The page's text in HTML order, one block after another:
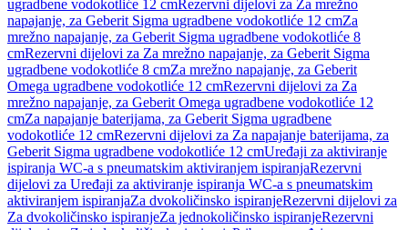
ugradbene vodokotliće 12 cmRezervni dijelovi za Za mrežno
napajanje, za Geberit Sigma ugradbene vodokotliće 12 cmZa
mrežno napajanje, za Geberit Sigma ugradbene vodokotliće 8
cmRezervni dijelovi za Za mrežno napajanje, za Geberit Sigma
ugradbene vodokotliće 8 cmZa mrežno napajanje, za Geberit
Omega ugradbene vodokotliće 12 cmRezervni dijelovi za Za
mrežno napajanje, za Geberit Omega ugradbene vodokotliće 12
cmZa napajanje baterijama, za Geberit Sigma ugradbene
vodokotliće 12 cmRezervni dijelovi za Za napajanje baterijama, za
Geberit Sigma ugradbene vodokotliće 12 cmUređaji za aktiviranje
ispiranja WC-a s pneumatskim aktiviranjem ispiranjaRezervni
dijelovi za Uređaji za aktiviranje ispiranja WC-a s pneumatskim
aktiviranjem ispiranjaZa dvokoličinsko ispiranjeRezervni dijelovi za
Za dvokoličinsko ispiranjeZa jednokoličinsko ispiranjeRezervni